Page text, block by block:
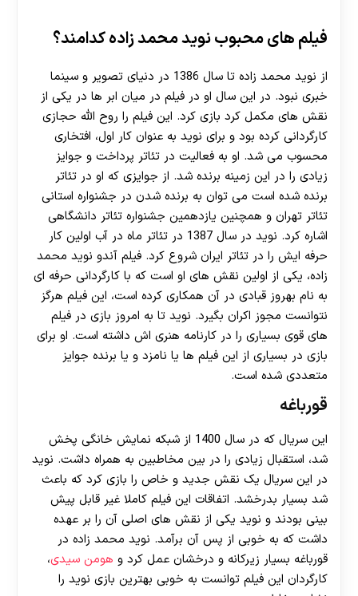
30 تا 50 درصد شارژ هدیه بیشتر فقط با ثبت نام در
فیلم های محبوب نوید محمد زاده کدامند؟
از نوید محمد زاده تا سال 1386 در دنیای تصویر و سینما
خبری نبود. در این سال او در فیلم در میان ابر ها در یکی از
نقش های مکمل کرد بازی کرد. این فیلم را روح الله حجازی
کارگردانی کرده بود و برای نوید به عنوان کار اول، افتخاری
محسوب می شد. او به فعالیت در تئاتر پرداخت و جوایز
زیادی را در این زمینه برنده شد. از جوایزی که او در تئاتر
برنده شده است می توان به برنده شدن در جشنواره استانی
تئاتر تهران و همچنین یازدهمین جشنواره تئاتر دانشگاهی
اشاره کرد. نوید در سال 1387 در تئاتر ماه در آب اولین کار
حرفه ایش را در تئاتر ایران شروع کرد. فیلم آندو نوید محمد
زاده، یکی از اولین نقش های او است که با کارگردانی حرفه ای
به نام بهروز قبادی در آن همکاری کرده است، این فیلم هرگز
نتوانست مجوز اکران بگیرد. نوید تا به امروز بازی در فیلم
های قوی بسیاری را در کارنامه هنری اش داشته است. او برای
بازی در بسیاری از این فیلم ها یا نامزد و یا برنده جوایز
متعددی شده است.
قورباغه
این سریال که در سال 1400 از شبکه نمایش خانگی پخش
شد، استقبال زیادی را در بین مخاطبین به همراه داشت. نوید
در این سریال یک نقش جدید و خاص را بازی کرد که باعث
شد بسیار بدرخشد. اتفاقات این فیلم کاملا غیر قابل پیش
بینی بودند و نوید یکی از نقش های اصلی آن را بر عهده
داشت که به خوبی از پس آن برآمد. نوید محمد زاده در
قورباغه بسیار زیرکانه و درخشان عمل کرد و هومن سیدی،
کارگردان این فیلم توانست به خوبی بهترین بازی نوید را